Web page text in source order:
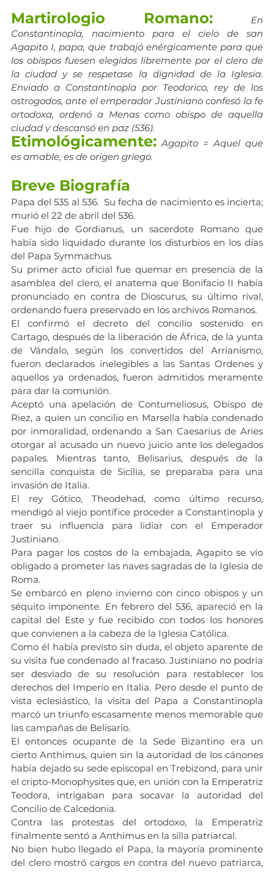
Martirologio Romano:
En
Constantinopla, nacimiento para el cielo de san
Agapito I, papa, que trabajó enérgicamente para que
los obispos fuesen elegidos libremente por el clero de
la ciudad y se respetase la dignidad de la Iglesia.
Enviado a Constantinopla por Teodorico, rey de los
ostrogodos, ante el emperador Justiniano confesó la fe
ortodoxa, ordenó a Menas como obispo de aquella
ciudad y descansó en paz (536).
Etimológicamente: Agapito = Aquel que
es amable, es de origen griego.
Breve Biografía
Papa del 535 al 536.  Su fecha de nacimiento es incierta;
murió el 22 de abril del 536.
Fue hijo de Gordianus, un sacerdote Romano que
había sido liquidado durante los disturbios en los días
del Papa Symmachus.
Su primer acto oficial fue quemar en presencia de la
asamblea del clero, el anatema que Bonifacio II había
pronunciado en contra de Dioscurus, su último rival,
ordenando fuera preservado en los archivos Romanos.
El confirmó el decreto del concilio sostenido en
Cartago, después de la liberación de África, de la yunta
de Vándalo, según los convertidos del Arrianismo,
fueron declarados inelegibles a las Santas Ordenes y
aquellos ya ordenados, fueron admitidos meramente
para dar la comunión.
Aceptó una apelación de Contumeliosus, Obispo de
Riez, a quien un concilio en Marsella había condenado
por inmoralidad, ordenando a San Caesarius de Aries
otorgar al acusado un nuevo juicio ante los delegados
papales. Mientras tanto, Belisarius, después de la
sencilla conquista de Sicilia, se preparaba para una
invasión de Italia.
El rey Gótico, Theodehad, como último recurso,
mendigó al viejo pontífice proceder a Constantinopla y
traer su influencia para lidiar con el Emperador
Justiniano.
Para pagar los costos de la embajada, Agapito se vio
obligado a prometer las naves sagradas de la Iglesia de
Roma.
Se embarcó en pleno invierno con cinco obispos y un
séquito imponente. En febrero del 536, apareció en la
capital del Este y fue recibido con todos los honores
que convienen a la cabeza de la Iglesia Católica.
Como él había previsto sin duda, el objeto aparente de
su visita fue condenado al fracaso. Justiniano no podría
ser desviado de su resolución para restablecer los
derechos del Imperio en Italia. Pero desde el punto de
vista eclesiástico, la visita del Papa a Constantinopla
marcó un triunfo escasamente menos memorable que
las campañas de Belisario.
El entonces ocupante de la Sede Bizantino era un
cierto Anthimus, quien sin la autoridad de los cánones
había dejado su sede episcopal en Trebizond, para unir
el cripto-Monophysites que, en unión con la Emperatriz
Teodora, intrigaban para socavar la autoridad del
Concilio de Calcedonia.
Contra las protestas del ortodoxo, la Emperatriz
finalmente sentó a Anthimus en la silla patriarcal.
No bien hubo llegado el Papa, la mayoría prominente
del clero mostró cargos en contra del nuevo patriarca,